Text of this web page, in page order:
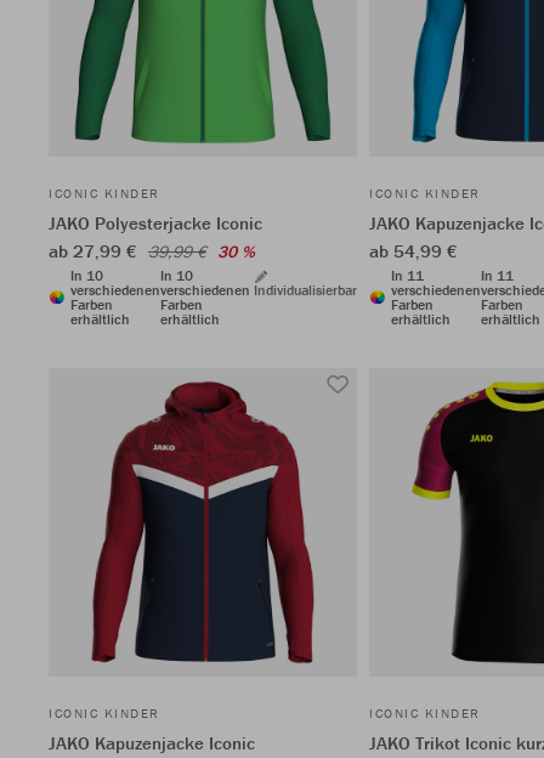
ICONIC KINDER
JAKO Polyesterjacke Iconic
ab 27,99 € 39,99 € 30 %
In 10
verschiedenen
Farben
erhältlich
In 10
verschiedenen
Farben
erhältlich
Individualisierbar
ICONIC KINDER
JAKO Kapuzenjacke
ab 54,99 €
In 11
verschiedenen
Farben
erhältlich
In 11
Farben
erhältlich
ICONIC KINDER
JAKO Kapuzenjacke Iconic
ICONIC KINDER
JAKO Trikot Iconic